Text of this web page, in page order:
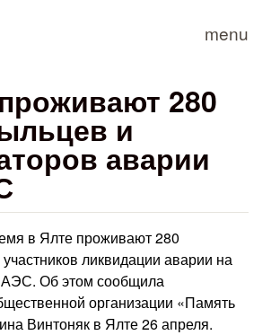
menu
280
и
аварии
в Ялте проживают 280
ликвидации аварии на
Об этом сообщила
организации «Память
Винтоняк в Ялте 26 апреля.